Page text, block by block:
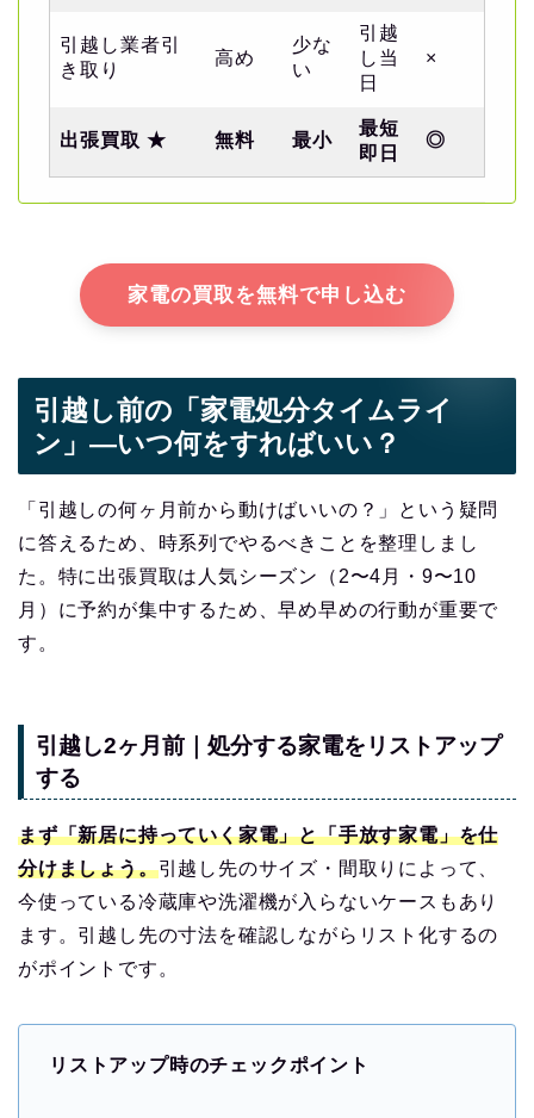
引越し業者引
き取り
高め
少な
い
引越
し当
日
×
出張買取 ★ 無料 最小
最短
即日
◎
家電の買取を無料で申し込む
引越し前の「家電処分タイムライ
ン」—いつ何をすればいい？
「引越しの何ヶ月前から動けばいいの？」という疑問
に答えるため、時系列でやるべきことを整理しまし
た。特に出張買取は人気シーズン（2〜4月・9〜10
月）に予約が集中するため、早め早めの行動が重要で
す。
引越し2ヶ月前｜処分する家電をリストアップ
する
まず「新居に持っていく家電」と「手放す家電」を仕
分けましょう。引越し先のサイズ・間取りによって、
今使っている冷蔵庫や洗濯機が入らないケースもあり
ます。引越し先の寸法を確認しながらリスト化するの
がポイントです。
リストアップ時のチェックポイント